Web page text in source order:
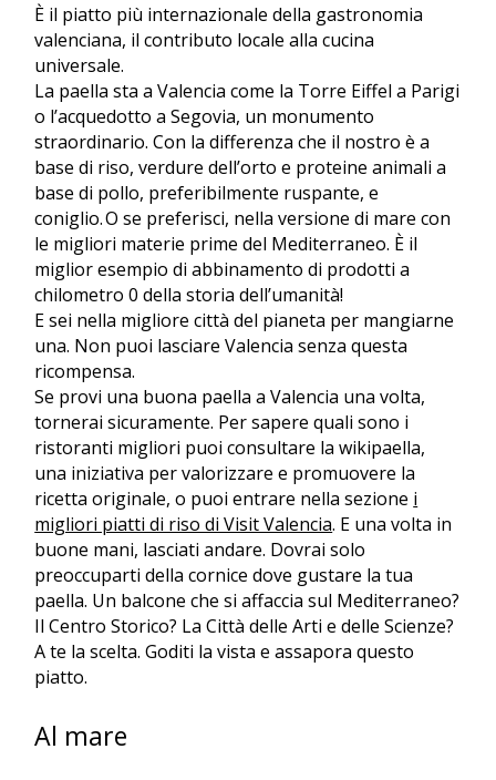
È il piatto più internazionale della gastronomia
valenciana, il contributo locale alla cucina
universale.
La paella sta a Valencia come la Torre Eiffel a Parigi
o l’acquedotto a Segovia, un monumento
straordinario. Con la differenza che il nostro èa
base di riso, verdure dell’orto e proteine animali a
base di pollo, preferibilmente ruspante, e
coniglio.O se preferisci, nellaversione di marecon
le migliori materie prime del Mediterraneo. È il
miglior esempio diabbinamento di prodotti a
chilometro 0 della storia dell’umanità!
E sei nella migliore città del pianeta per mangiarne
una. Non puoi lasciare Valencia senza questa
ricompensa.
Se provi una buona paella a Valencia una volta,
tornerai sicuramente. Per saperequali sono i
ristoranti migliori puoi consultare lawikipaella,
una iniziativa per valorizzare e promuovere la
ricetta originale, o puoi entrare nella sezione i
migliori piatti di riso di Visit Valencia. E una volta in
buone mani, lasciati andare. Dovrai solo
preoccuparti della cornice dove gustare la tua
paella. Un balcone che si affaccia sul Mediterraneo?
Il Centro Storico? La Città delle Arti e delle Scienze?
A te la scelta. Goditi la vista e assapora questo
piatto.
Al mare